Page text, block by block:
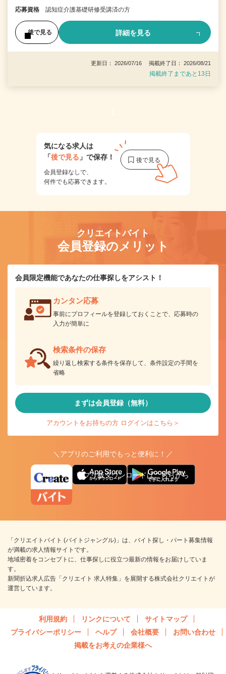
応募資格 認知症介護基礎研修受講済の方
後で見る 詳細を見る
更新日： 2026/07/16 掲載終了日： 2026/08/21
掲載終了まであと13日
気になる求人は
「後で見る 」で保存！
会員登録なしで、
何件でも応募できます。
クリエイトバイト
会員登録のメリット
会員限定機能であなたの仕事探しをアシスト！
カンタン応募
事前にプロフィールを登録しておくことで、応募時の
入力が簡単に
検索条件の保存
繰り返し検索する条件を保存して、条件設定の手間を
省略
まずは会員登録（無料）
アカウントをお持ちの方 ログインはこちら＞
＼アプリのご利用でもっと便利に！／
アプリ版ダウンロードはこちらから
「クリエイトバイト (バイトジャングル)」は、バイト探し・パート募集情報
が満載の求人情報サイトです。
地域密着をコンセプトに、仕事探しに役立つ最新の情報をお届けしていま
す。
新聞折込求人広告「クリエイト 求人特集」を展開する株式会社クリエイトが
運営しています。
利用規約 リンクについて
サイトマップ
プライバシーポリシー
ヘルプ 会社概要
お問い合わせ
掲載をお考えの企業様へ